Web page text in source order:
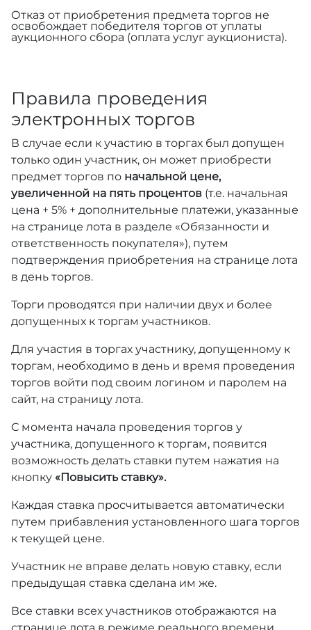
Отказ от приобретения предмета торгов не
освобождает победителя торгов от уплаты
аукционного сбора (оплата услуг аукциониста).
Правила проведения
электронных торгов
В случае если к участию в торгах был допущен
только один участник, он может приобрести
предмет торгов по начальной цене,
увеличенной на пять процентов (т.е. начальная
цена + 5% + дополнительные платежи, указанные
на странице лота в разделе «Обязанности и
ответственность покупателя»), путем
подтверждения приобретения на странице лота
в день торгов.
Торги проводятся при наличии двух и более
допущенных к торгам участников.
Для участия в торгах участнику, допущенному к
торгам, необходимо в день и время проведения
торгов войти под своим логином и паролем на
сайт, на страницу лота.
С момента начала проведения торгов у
участника, допущенного к торгам, появится
возможность делать ставки путем нажатия на
кнопку «Повысить ставку».
Каждая ставка просчитывается автоматически
путем прибавления установленного шага торгов
к текущей цене.
Участник не вправе делать новую ставку, если
предыдущая ставка сделана им же.
Все ставки всех участников отображаются на
странице лота в режиме реального времени.